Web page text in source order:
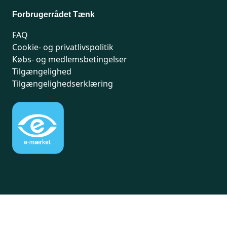
Forbrugerrådet Tænk
FAQ
Cookie- og privatlivspolitik
Købs- og medlemsbetingelser
Tilgængelighed
Tilgængelighedserklæring